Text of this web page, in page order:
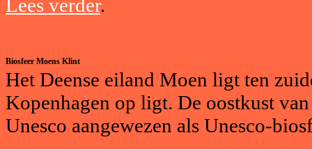
Lees verder.
Biosfeer Moens Klint
Het Deense eiland Moen ligt ten
Kopenhagen op ligt. De oostkust
Unesco aangewezen als Unesco-